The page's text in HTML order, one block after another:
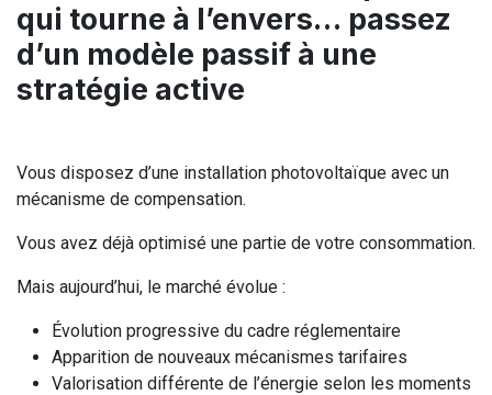
qui tourne à l’envers… passez
d’un modèle passif à une
stratégie active
Vous disposez d’une installation photovoltaïque avec un
mécanisme de compensation.
Vous avez déjà optimisé une partie de votre consommation.
Mais aujourd’hui, le marché évolue :
Évolution progressive du cadre réglementaire
Apparition de nouveaux mécanismes tarifaires
Valorisation différente de l’énergie selon les moments